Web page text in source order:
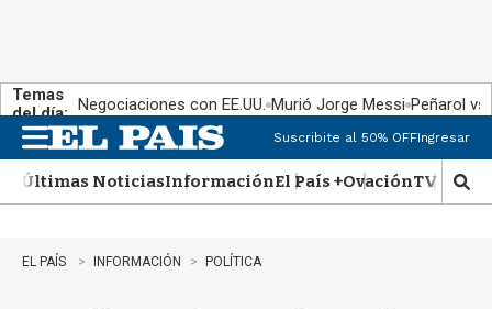
Temas
del día: Negociaciones con EE.UU. Murió Jorge Messi Peñarol
n
u
Suscribite al 50% OFFIngresar
Últimas NoticiasInformaciónEl País +OvaciónTV Show
M
o
EL PAÍS INFORMACIÓN POLÍTICA